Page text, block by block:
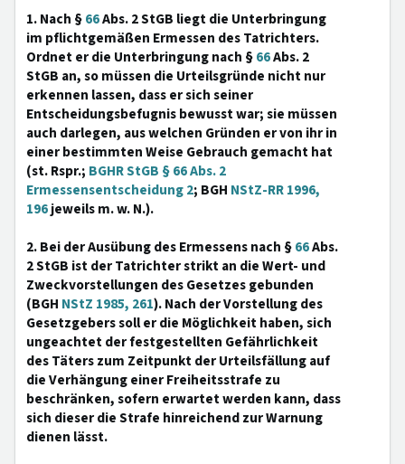
1. Nach §66Abs. 2 StGB liegt die Unterbringung
im pflichtgemäßen Ermessen des Tatrichters.
Ordnet er die Unterbringung nach §66Abs. 2
StGB an, so müssen die Urteilsgründe nicht nur
erkennen lassen, dass er sich seiner
Entscheidungsbefugnis bewusst war; sie müssen
auch darlegen, aus welchen Gründen er von ihr in
einer bestimmten Weise Gebrauch gemacht hat
(st. Rspr.; BGHR StGB § 66 Abs. 2
Ermessensentscheidung 2; BGH NStZ-RR 1996,
196jeweils m. w. N.).
2. Bei der Ausübung des Ermessens nach §66Abs.
2 StGB ist der Tatrichter strikt an die Wert- und
Zweckvorstellungen des Gesetzes gebunden
(BGH NStZ 1985, 261). Nach der Vorstellung des
Gesetzgebers soll er die Möglichkeit haben, sich
ungeachtet der festgestellten Gefährlichkeit
des Täters zum Zeitpunkt der Urteilsfällung auf
die Verhängung einer Freiheitsstrafe zu
beschränken, sofern erwartet werden kann, dass
sich dieser die Strafe hinreichend zur Warnung
dienen lässt.